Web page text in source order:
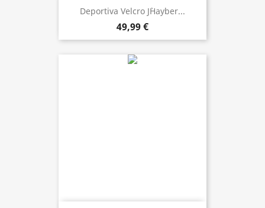
Deportiva Velcro J`hayber...
49,99 €